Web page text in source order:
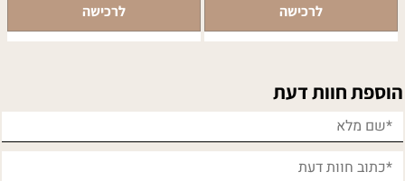
לרכישה לרכישה
הוספת חוות דעת